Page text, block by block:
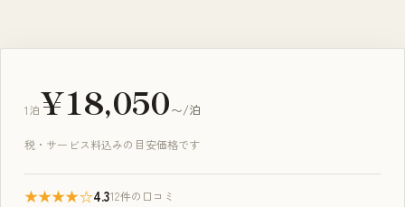
1泊¥18,050〜/泊
税・サービス料込みの目安価格です
★★★★☆4.312件の口コミ